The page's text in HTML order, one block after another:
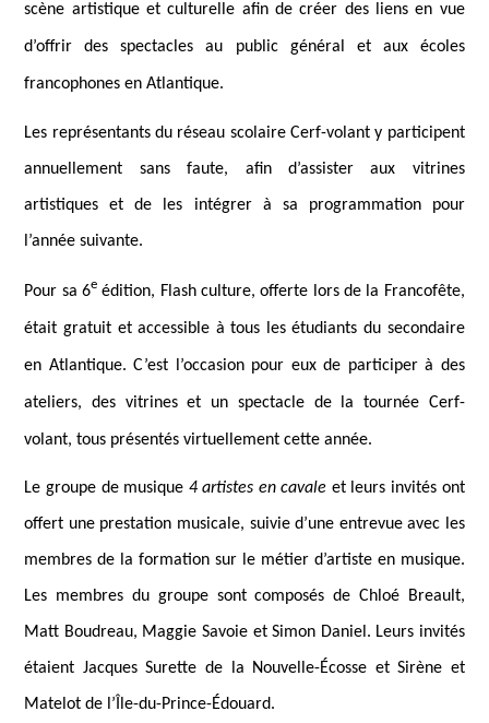
scène artistique et culturelle afin de créer des liens en vue
d’offrir des spectacles au public général et aux écoles
francophones en Atlantique.
Les représentants du réseau scolaire Cerf-volant y participent
annuellement sans faute, afin d’assister aux vitrines
artistiques et de les intégrer à sa programmation pour
l’année suivante.
Pour sa 6e édition, Flash culture, offerte lors de la Francofête,
était gratuit et accessible à tous les étudiants du secondaire
en Atlantique. C’est l’occasion pour eux de participer à des
ateliers, des vitrines et un spectacle de la tournée Cerf-
volant, tous présentés virtuellement cette année.
Le groupe de musique 4 artistes en cavale et leurs invités ont
offert une prestation musicale, suivie d’une entrevue avec les
membres de la formation sur le métier d’artiste en musique.
Les membres du groupe sont composés de Chloé Breault,
Matt Boudreau, Maggie Savoie et Simon Daniel. Leurs invités
étaient Jacques Surette de la Nouvelle-Écosse et Sirène et
Matelot de l’Île-du-Prince-Édouard.